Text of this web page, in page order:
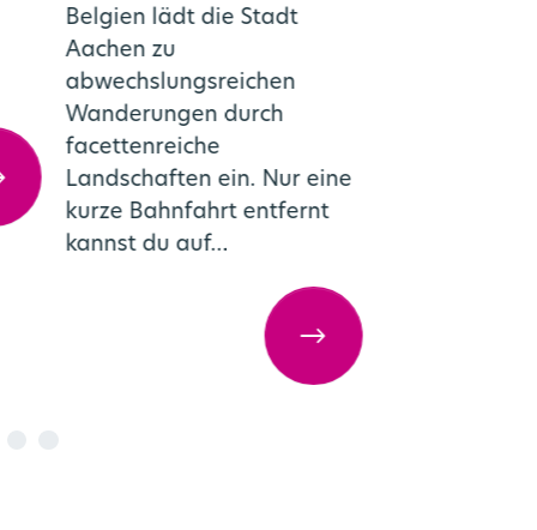
Rheinisches Feuerwehrmuseum
Belgien lädt die Stadt
Aachen zu
abwechslungsreichen
Wanderungen durch
facettenreiche
Landschaften ein. Nur eine
kurze Bahnfahrt entfernt
kannst du auf…